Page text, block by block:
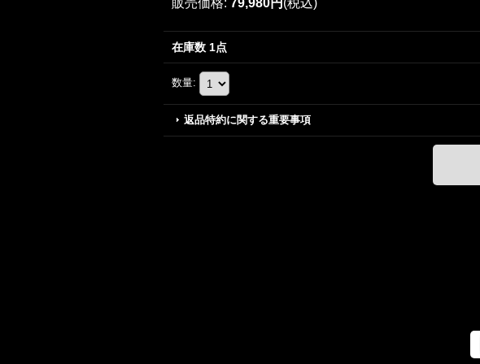
販売価格: 79,980円 (税込)
在庫数 1点
数量:
返品特約に関する重要事項